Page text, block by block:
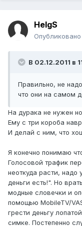
HelgS
Опубликовано
В 02.12.2011 в
Правильно, не
что они на самом
На дурака не нужен
Ему с три короба
И делай с ним, что
Я конечно понимаю
Голосовой трафик
неоткуда расти, надо
деньги есть!". Но
модные словечки и
помощью MobileTV/
грести деньгу
симке. Постепенно